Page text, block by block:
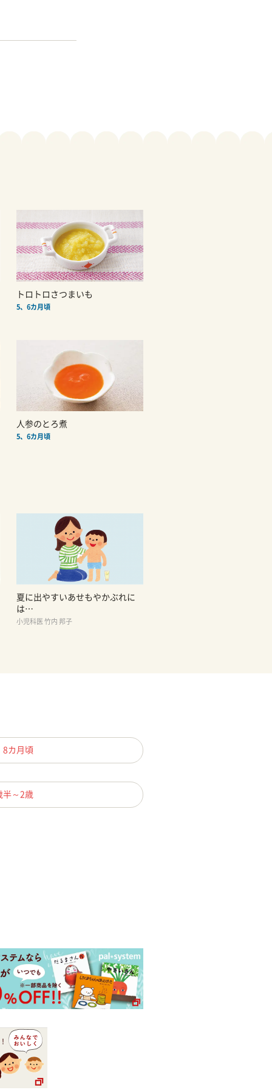
トロトロさつまいも
5、6カ月頃
人参のとろ煮
5、6カ月頃
夏に出やすいあせもやかぶれに
は…
小児科医 竹内 邦子
8カ月頃
半～2歳